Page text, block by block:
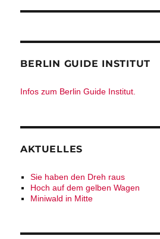
BERLIN GUIDE INSTITUT
Infos zum Berlin Guide Institut.
AKTUELLES
Sie haben den Dreh raus
Hoch auf dem gelben Wagen
Miniwald in Mitte